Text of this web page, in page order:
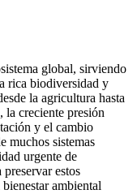
global, sirviendo
rica biodiversidad y
la agricultura hasta
la creciente presión
y el cambio
muchos sistemas
urgente de
estos
ambiental